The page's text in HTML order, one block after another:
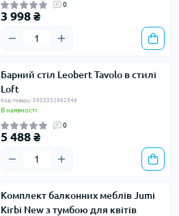
0
3 998 ₴
Барний стіл Leobert Tavolo в стилі
Loft
Код товару: 5903332062546
В наявності
0
5 488 ₴
Комплект балконних меблів Jumi
Kirbi New з тумбою для квітів